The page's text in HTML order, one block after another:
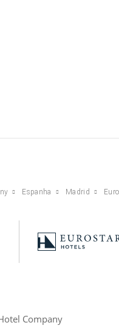
Espanha Madrid
Company